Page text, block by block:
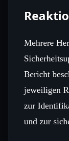
Mehrere
Bericht
jeweiligen
zur
und zur